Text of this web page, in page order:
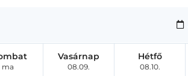
ma
Vasárnap
08.09.
Hétfő
08.10.